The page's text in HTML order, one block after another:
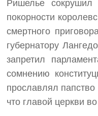
Ришелье
покорности
смертного
губернатору
запретил
сомнению
прославлял
что главой церкви